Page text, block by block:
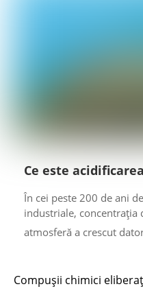
Ce este
În cei peste 200 de ani
industriale, concentrația
atmosferă a crescut
Compușii chimici